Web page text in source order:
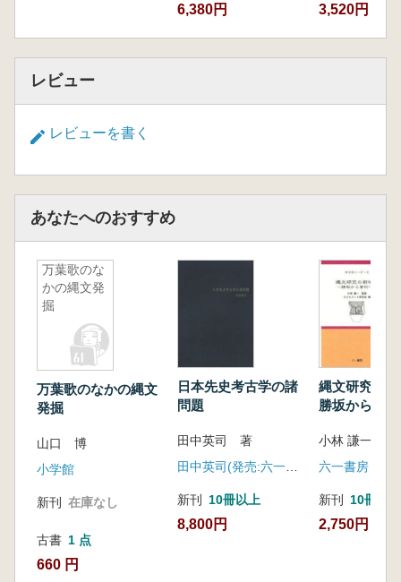
開会挨拶 宗光英明
基調講演:縄文海進と海底に没した縄文時代早
期の貝塚 ―貝類群集からみた海面の変化―
松島義章
犬島貝塚発掘調査前測定記録 中島直樹
2. 出土土器 松本安紀彦
3. 貝類 畑山智史
「犬島っぷINUJIMAP 」の可能性 ―遺跡を知
るための地図作りを目指して― 五十嵐聡江・
古矢勝重 130
第2 回研究会/講演会総合討論
コラム 島犬コンセプト 西平孝史
縄文文化起源論と洞穴遺跡、そして型式学を
III 展望:講演会をおえて
回顧と展望 遠部慎
6,380円 3,520円
レビュー
レビューを書く
あなたへのおすすめ
万葉歌のな
かの縄文発
掘
万葉歌のなかの縄文
発掘
山口 博
小学館
新刊 在庫なし
古書 1 点
660 円
日本先史考古学の諸
問題
田中英司 著
新刊 10冊以上
8,800円
縄文研究の
勝坂から曽
六一書房
新刊 10冊以上
2,750円